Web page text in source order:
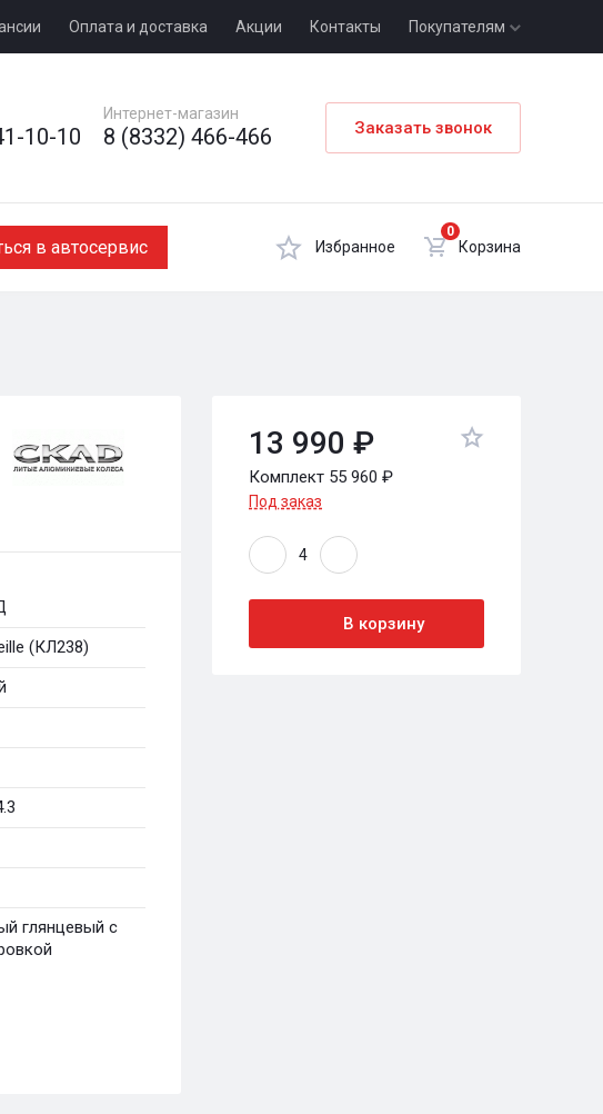
Оплата и доставка Акции Контакты Покупателям
10-10
Интернет-магазин
8 (8332) 466-466 Заказать звонок
в автосервис Избранное
0
Корзина
(КЛ238)
глянцевый с
13 990 ₽
Комплект 55 960 ₽
Под заказ
В корзину